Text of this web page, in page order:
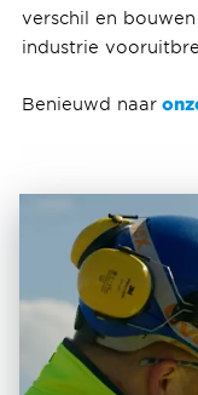
verschil en
industrie
Benieuwd naar